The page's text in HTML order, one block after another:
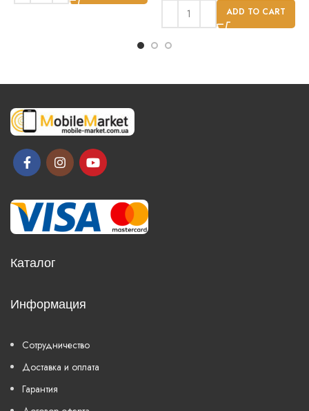
ADD TO CART
Каталог
Информация
Сотрудничество
Доставка и оплата
Гарантия